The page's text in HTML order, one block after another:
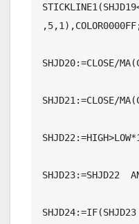
SHJD20:=CLOSE/
SHJD21:=CLOSE/
SHJD23:=SHJD22